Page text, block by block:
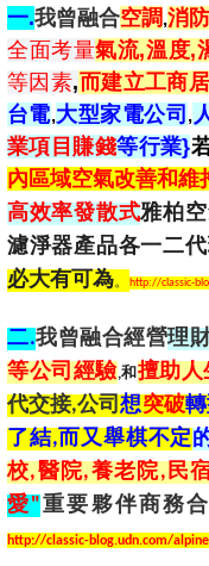
一.我曾融合空調,消
全面考量氣流,溫度,
等因素,而建立工商
台電,大型家電公司 ,
業項目賺錢等行業}
內區域空氣改善和維
高效率發散式雅柏
濾淨器產品各一二
必大有可為。 http://classic-
二.我曾融合經營理
等公司經驗,和 擅助人
代交接,公司想突破
了結,而又舉棋不定
校,醫院,養老院,民
愛"重要夥伴商務
http://classic-blog.udn.com/